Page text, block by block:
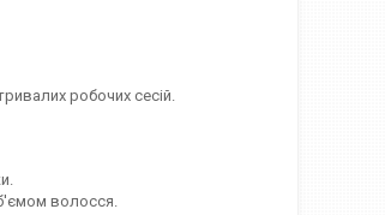
робочих сесій.
волосся.